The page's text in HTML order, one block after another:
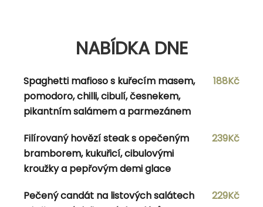
MENU 4
Polévka dle vlastního výběru
Koprová omáčka s hovězím masem,
houskovým knedlíkem, vejce
NABÍDKA DNE
NABÍDKA DNE
Spaghetti mafioso s kuřecím masem,
pomodoro, chilli, cibulí, česnekem,
pikantním salámem a parmezánem
188Kč
Filírovaný hovězí steak s opečeným
bramborem, kukuřicí, cibulovými
kroužky a pepřovým demi glace
239Kč
Pečený candát na listových salátech
229Kč